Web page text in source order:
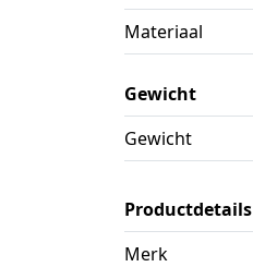
Materiaal
Gewicht
Gewicht
Productdetails
Merk